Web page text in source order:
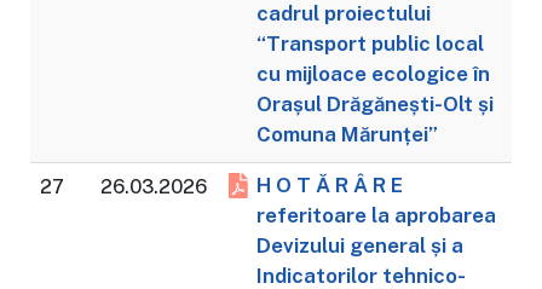
cadrul proiectului
“Transport public local
cu mijloace ecologice în
Orașul Drăgănești-Olt și
Comuna Mărunței”
27 26.03.2026
H O T Ă R Â R E
referitoare la aprobarea
Devizului general și a
Indicatorilor tehnico-